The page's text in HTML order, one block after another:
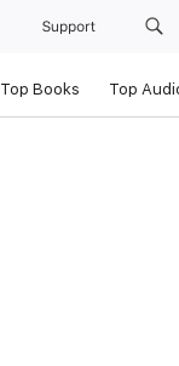
Support
Top Books Top